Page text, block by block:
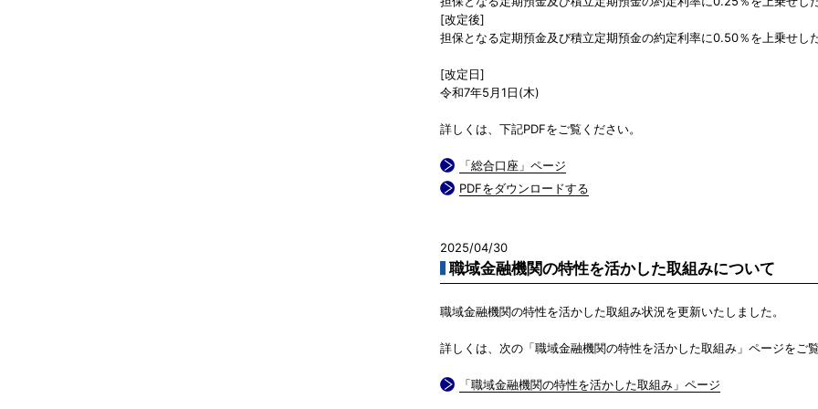
[改定後]
担保となる定期預金及び積立定期預金の約定利率に0.50％を上乗せし
[改定日]
令和7年5月1日(木)
詳しくは、下記PDFをご覧ください。
「総合口座」ページ
PDFをダウンロードする
2025/04/30
職域金融機関の特性を活かした取組みについて
職域金融機関の特性を活かした取組み状況を更新いたしました。
詳しくは、次の「職域金融機関の特性を活かした取組み」ページをご覧
「職域金融機関の特性を活かした取組み」ページ